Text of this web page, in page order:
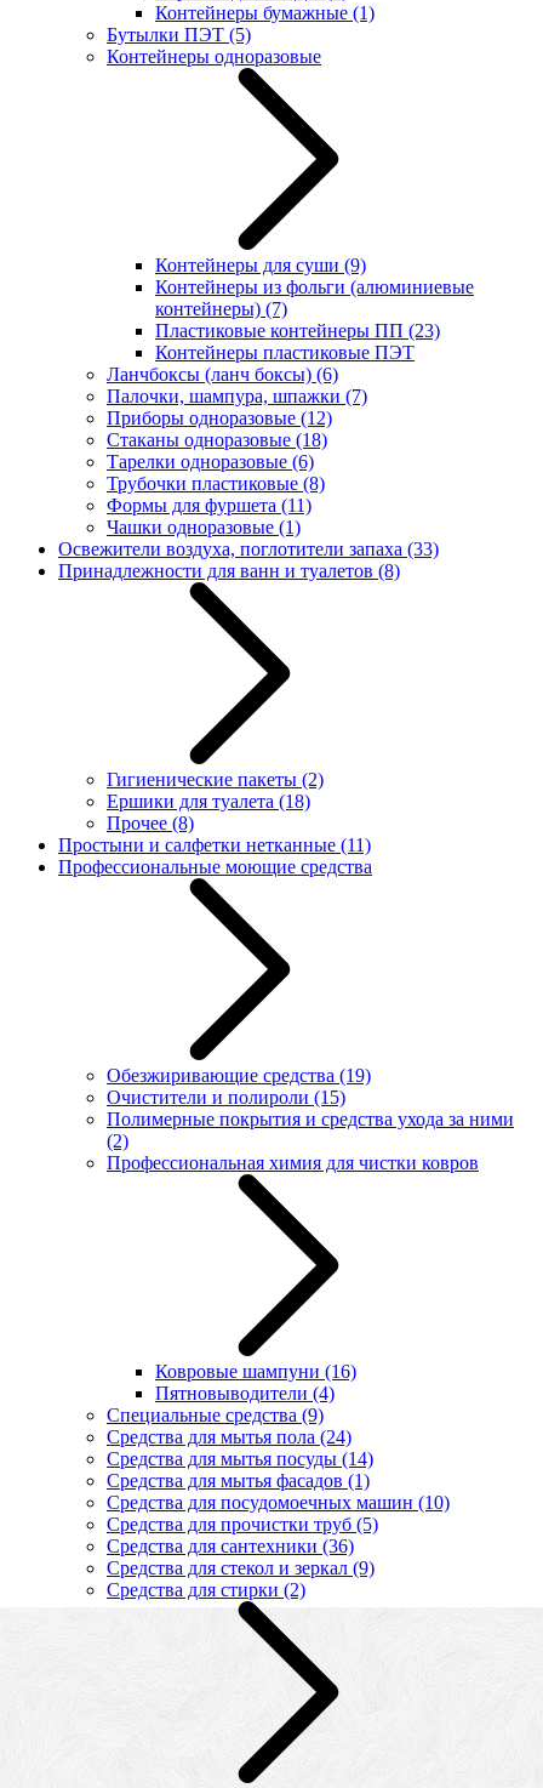
Контейнеры бумажные (1)
Бутылки ПЭТ (5)
Контейнеры одноразовые
Контейнеры для суши (9)
Контейнеры из фольги (алюминиевые
контейнеры) (7)
Пластиковые контейнеры ПП (23)
Контейнеры пластиковые ПЭТ
Ланчбоксы (ланч боксы) (6)
Палочки, шампура, шпажки (7)
Приборы одноразовые (12)
Стаканы одноразовые (18)
Тарелки одноразовые (6)
Трубочки пластиковые (8)
Формы для фуршета (11)
Чашки одноразовые (1)
Освежители воздуха, поглотители запаха (33)
Принадлежности для ванн и туалетов (8)
Гигиенические пакеты (2)
Ершики для туалета (18)
Прочее (8)
Простыни и салфетки нетканные (11)
Профессиональные моющие средства
Обезжиривающие средства (19)
Очистители и полироли (15)
Полимерные покрытия и средства ухода за ними
(2)
Профессиональная химия для чистки ковров
Ковровые шампуни (16)
Пятновыводители (4)
Специальные средства (9)
Средства для мытья пола (24)
Средства для мытья посуды (14)
Средства для мытья фасадов (1)
Средства для посудомоечных машин (10)
Средства для прочистки труб (5)
Средства для сантехники (36)
Средства для стекол и зеркал (9)
Средства для стирки (2)